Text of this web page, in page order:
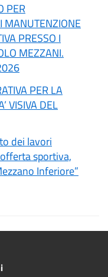
PER
MANUTENZIONE
PRESSO I
MEZZANI.
PER LA
VISIVA DEL
dei lavori
sportiva,
Inferiore”